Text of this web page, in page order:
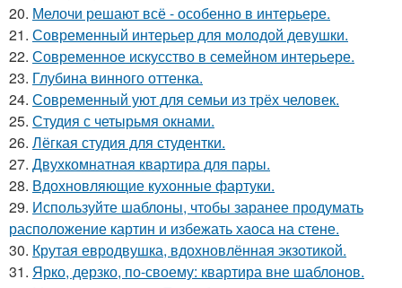
20. Мелочи решают всё - особенно в интерьере.
21. Современный интерьер для молодой девушки.
22. Современное искусство в семейном интерьере.
23. Глубина винного оттенка.
24. Современный уют для семьи из трёх человек.
25. Студия с четырьмя окнами.
26. Лёгкая студия для студентки.
27. Двухкомнатная квартира для пары.
28. Вдохновляющие кухонные фартуки.
29. Используйте шаблоны, чтобы заранее продумать
расположение картин и избежать хаоса на стене.
30. Крутая евродвушка, вдохновлённая экзотикой.
31. Ярко, дерзко, по-своему: квартира вне шаблонов.